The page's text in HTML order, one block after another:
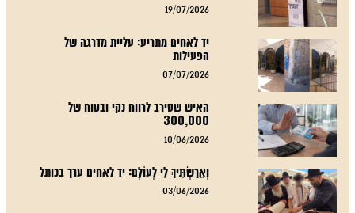
19/07/2026
יד לאחים מתריע: עליית מדרגה של
הפעילות
07/07/2026
האיש שסירב לרווח נקי ובטוח של
300,000
10/06/2026
וְאֵרַשְׂתִּיךְ לִי לְעוֹלָם: יד לאחים ערך בכותל
03/06/2026